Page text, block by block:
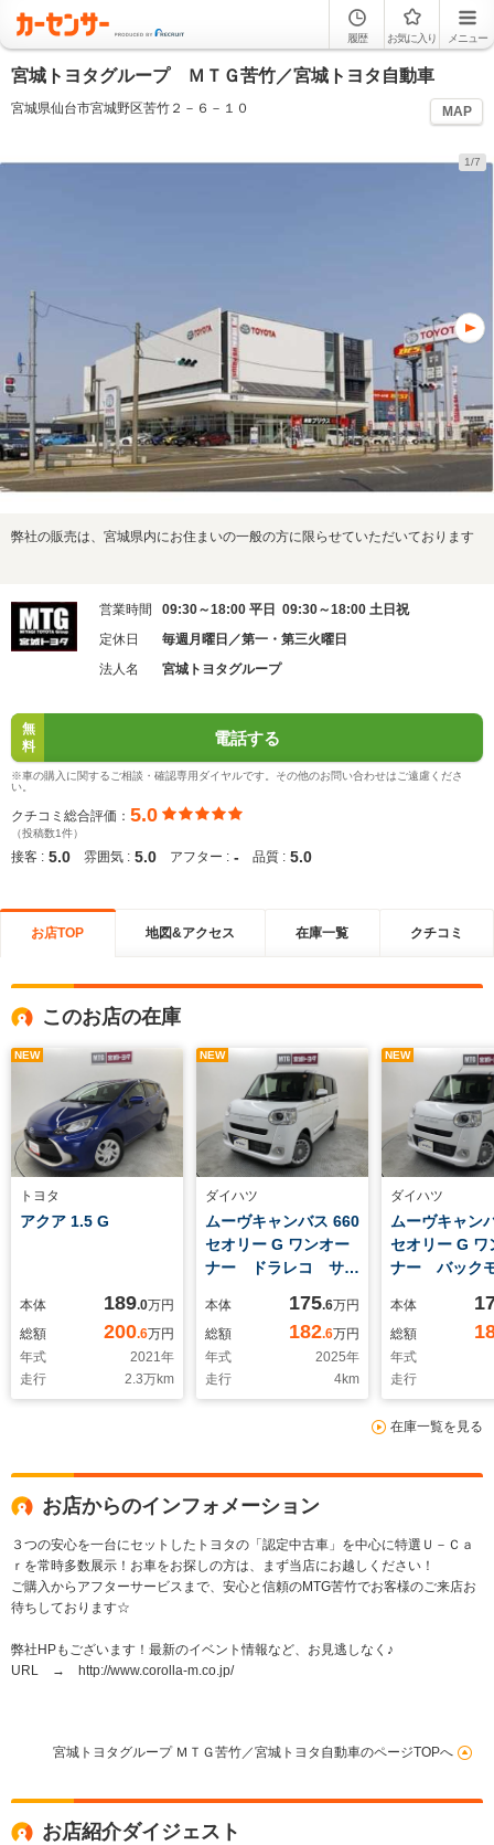
履歴 お気に入り メニュー
宮城トヨタグループ ＭＴＧ苦竹／宮城トヨタ自動車
宮城県仙台市宮城野区苦竹２－６－１０ MAP
1/7
弊社の販売は、宮城県内にお住まいの一般の方に限らせていただいております
営業時間
09:30～18:00 平日 09:30～18:00 土日祝
定休日
毎週月曜日／第一・第三火曜日
法人名
宮城トヨタグループ
無
料
電話する
※車の購入に関するご相談・確認専用ダイヤルです。その他のお問い合わせはご遠慮くださ
い。
クチコミ総合評価： 5.0
（投稿数1件）
接客 : 5.0 雰囲気 : 5.0 アフター : - 品質 : 5.0
お店TOP 地図&アクセス 在庫一覧 クチコミ
このお店の在庫
NEW
トヨタ
アクア 1.5 G
本体 189.0万円
総額
200.6万円
年式
2021年
走行
2.3万km
NEW
ダイハツ
ムーヴキャンバス 660
セオリー G ワンオー
ナー ドラレコ サポ
バックモニター 先進
ライト ETC 横滑り
防止装置 スマートキ
ー
本体 175.6万円
総額
182.6万円
年式
2025年
走行
4km
NEW
ダイハツ
ムーヴキャン
セオリー G ワ
ナー バック
イト サポカ
被害軽減ブレ
線逸脱警報
滑り防止装置
トキー
本体
総額
年式
走行
在庫一覧を見る
お店からのインフォメーション
３つの安心を一台にセットしたトヨタの「認定中古車」を中心に特選Ｕ－Ｃａ
ｒを常時多数展示！お車をお探しの方は、まず当店にお越しください！
ご購入からアフターサービスまで、安心と信頼のMTG苦竹でお客様のご来店お
待ちしております☆
弊社HPもございます！最新のイベント情報など、お見逃しなく♪
URL → http://www.corolla-m.co.jp/
宮城トヨタグループ ＭＴＧ苦竹／宮城トヨタ自動車のページTOPへ
お店紹介ダイジェスト